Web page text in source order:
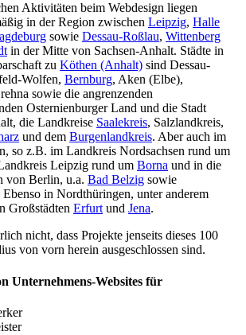
Aktivitäten beim Webdesign liegen
in der Region zwischen Leipzig, Halle
sowie Dessau-Roßlau, Wittenberg
in der Mitte von Sachsen-Anhalt. Städte in
zu Köthen (Anhalt) sind Dessau-
Wolfen, Bernburg, Aken (Elbe),
sowie die angrenzenden
Osternienburger Land und die Stadt
die Landkreise Saalekreis, Salzlandkreis,
und dem Burgenlandkreis. Aber auch im
so z.B. im Landkreis Nordsachsen rund um
Leipzig rund um Borna und in die
von Berlin, u.a. Bad Belzig sowie
Ebenso in Nordthüringen, unter anderem
Großstädten Erfurt und Jena.
nicht, dass Projekte jenseits dieses 100
von vorn herein ausgeschlossen sind.
Unternehmens-Websites für